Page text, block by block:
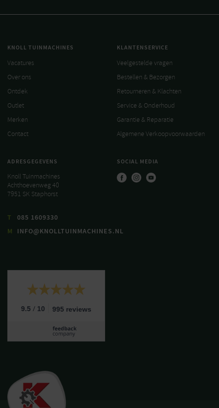
KNOLL TUINMACHINES
Vacatures
Over ons
Ontdek
Outlet
Merken
Contact
KLANTENSERVICE
Veelgestelde vragen
Bestellen & Bezorgen
Retourneren & Klachten
Service & Onderhoud
Garantie & Reparatie
Algemene Verkoopvoorwaarden
ADRESGEGEVENS
Knoll Tuinmachines
Achthoevenweg 40
7951 SK Staphorst
T
085 1609330
M
INFO@KNOLLTUINMACHINES.NL
SOCIAL MEDIA
9.5 / 10 995 reviews